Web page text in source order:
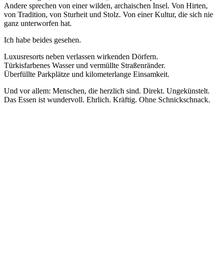
Andere sprechen von einer wilden, archaischen Insel. Von Hirten,
von Tradition, von Sturheit und Stolz. Von einer Kultur, die sich nie
ganz unterworfen hat.
Ich habe beides gesehen.
Luxusresorts neben verlassen wirkenden Dörfern.
Türkisfarbenes Wasser und vermüllte Straßenränder.
Überfüllte Parkplätze und kilometerlange Einsamkeit.
Und vor allem: Menschen, die herzlich sind. Direkt. Ungekünstelt.
Das Essen ist wundervoll. Ehrlich. Kräftig. Ohne Schnickschnack.